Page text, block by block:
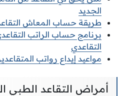
الجديد
طريقة حساب المعاش
برنامج حساب الراتب
التقاعدي
مواعيد إيداع رواتب
أمراض التقاعد الطبي